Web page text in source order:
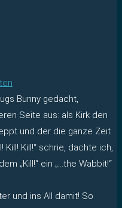
Bunny gedacht,
Seite aus: als Kirk den
und der die ganze Zeit
Kill! Kill!“ schrie, dachte ich,
„Kill!“ ein „…the Wabbit!“
und ins All damit! So